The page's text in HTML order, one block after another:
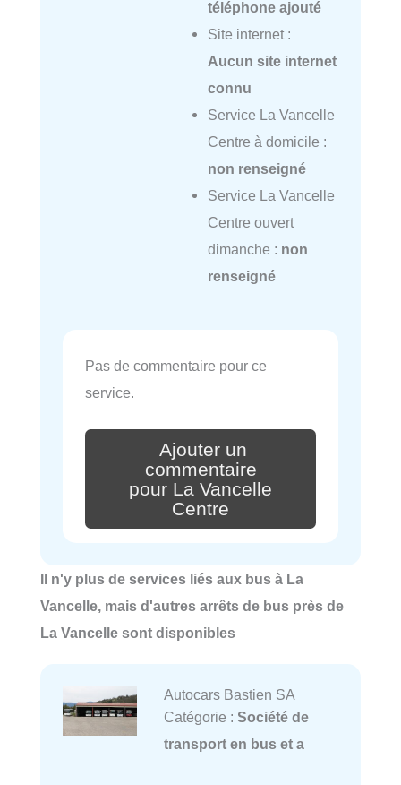
téléphone ajouté
Site internet :
Aucun site internet
connu
Service La Vancelle
Centre à domicile :
non renseigné
Service La Vancelle
Centre ouvert
dimanche : non
renseigné
Pas de commentaire pour ce
service.
Ajouter un
commentaire
pour La Vancelle
Centre
Il n'y plus de services liés aux bus à La
Vancelle, mais d'autres arrêts de bus près de
La Vancelle sont disponibles
Autocars Bastien SA
Catégorie : Société de
transport en bus et a